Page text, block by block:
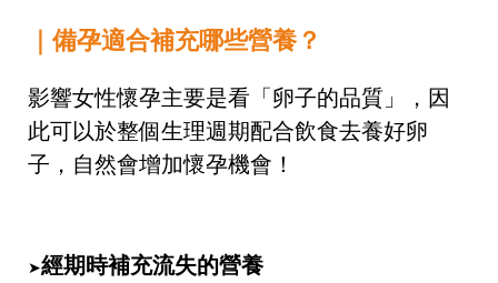
｜備孕適合補充哪些營養？
影響女性懷孕主要是看「卵子的品質」，因
此可以於整個生理週期配合飲食去養好卵
子，自然會增加懷孕機會！
➤經期時補充流失的營養